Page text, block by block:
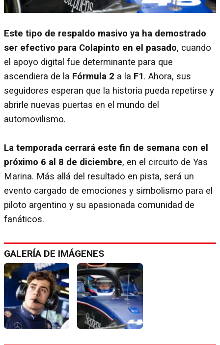
Este tipo de respaldo masivo ya ha demostrado
ser efectivo para Colapinto en el pasado, cuando
el apoyo digital fue determinante para que
ascendiera de la Fórmula 2 a la F1. Ahora, sus
seguidores esperan que la historia pueda repetirse y
abrirle nuevas puertas en el mundo del
automovilismo.
La temporada cerrará este fin de semana con el
próximo 6 al 8 de diciembre, en el circuito de Yas
Marina. Más allá del resultado en pista, será un
evento cargado de emociones y simbolismo para el
piloto argentino y su apasionada comunidad de
fanáticos.
GALERÍA DE IMÁGENES